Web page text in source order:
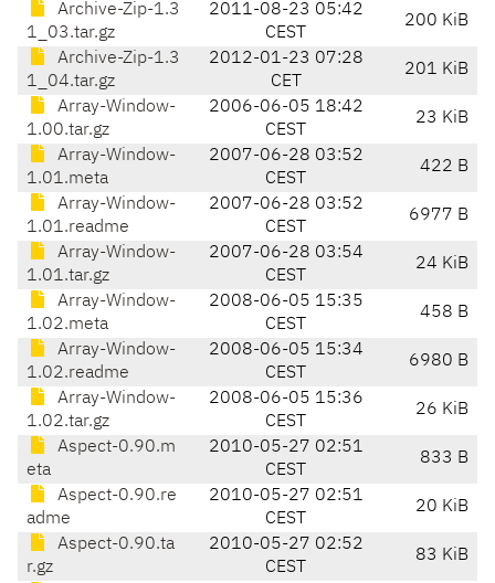
Archive-Zip-1.3
1_03.tar.gz
2011-08-23 05:42
CEST
200 KiB
Archive-Zip-1.3
1_04.tar.gz
2012-01-23 07:28
CET
201 KiB
Array-Window-
1.00.tar.gz
2006-06-05 18:42
CEST
23 KiB
Array-Window-
1.01.meta
2007-06-28 03:52
CEST
422 B
Array-Window-
1.01.readme
2007-06-28 03:52
CEST
6977 B
Array-Window-
1.01.tar.gz
2007-06-28 03:54
CEST
24 KiB
Array-Window-
1.02.meta
2008-06-05 15:35
CEST
458 B
Array-Window-
1.02.readme
2008-06-05 15:34
CEST
6980 B
Array-Window-
1.02.tar.gz
2008-06-05 15:36
CEST
26 KiB
Aspect-0.90.m
eta
2010-05-27 02:51
CEST
833 B
Aspect-0.90.re
adme
2010-05-27 02:51
CEST
20 KiB
Aspect-0.90.ta
r.gz
2010-05-27 02:52
CEST
83 KiB